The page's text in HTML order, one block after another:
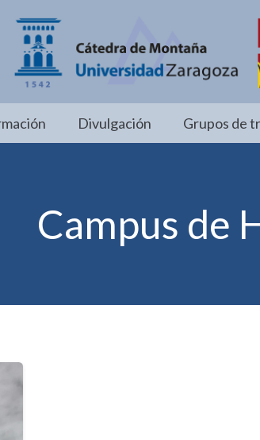
Divulgación Grupos de
Campus de